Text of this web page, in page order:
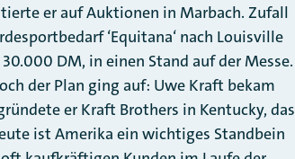
er auf Auktionen in Marbach. Zufall
‘Equitana‘ nach Louisville
DM, in einen Stand auf der Messe.
der Plan ging auf: Uwe Kraft bekam
er Kraft Brothers in Kentucky, das
ist Amerika ein wichtiges Standbein